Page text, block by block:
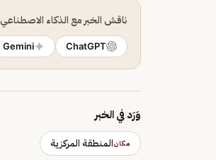
ناقش الخبر مع الذكاء الاصطناعي
ChatGPT
Gemini
وَرَد في الخبر
مكانالمنطقة المركزية